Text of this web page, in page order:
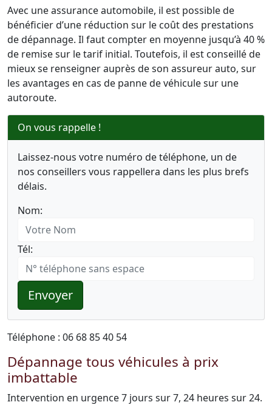
Avec une assurance automobile, il est possible de
bénéficier d’une réduction sur le coût des prestations
de dépannage. Il faut compter en moyenne jusqu’à 40 %
de remise sur le tarif initial. Toutefois, il est conseillé de
mieux se renseigner auprès de son assureur auto, sur
les avantages en cas de panne de véhicule sur une
autoroute.
On vous rappelle !
Laissez-nous votre numéro de téléphone, un de
nos conseillers vous rappellera dans les plus brefs
délais.
Nom:
Tél:
Envoyer
Téléphone : 06 68 85 40 54
Dépannage tous véhicules à prix
imbattable
Intervention en urgence 7 jours sur 7, 24 heures sur 24.